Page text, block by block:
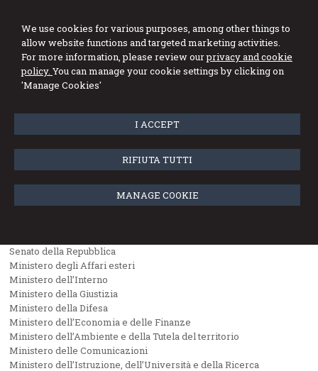
We use cookies for various purposes, among other things to
allow website functions and targeted marketing activities.
For more information, please review ourprivacy and cookie
policy. You can manage your cookie settings by clicking on
'Manage Cookies'
I ACCEPT
RIFIUTA TUTTI
MANAGE COOKIE
Links
Parliament and Government
Presidenza della Repubblica
Governo Italiano
Senato della Repubblica
Ministero degli Affari esteri
Ministero dell’Interno
Ministero della Giustizia
Ministero della Difesa
Ministero dell’Economia e delle Finanze
Ministero dell’Ambiente e della Tutela del territorio
Ministero delle Comunicazioni
Ministero dell’Istruzione, dell’Università e della Ricerca